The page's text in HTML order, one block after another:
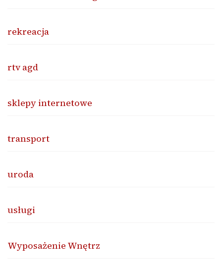
rekreacja
rtv agd
sklepy internetowe
transport
uroda
usługi
Wyposażenie Wnętrz